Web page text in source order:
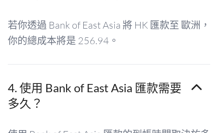
若你透過 Bank of East Asia 將 HK 匯款至 歐洲，
你的總成本將是 256.94。
4. 使用 Bank of East Asia 匯款需要
多久？